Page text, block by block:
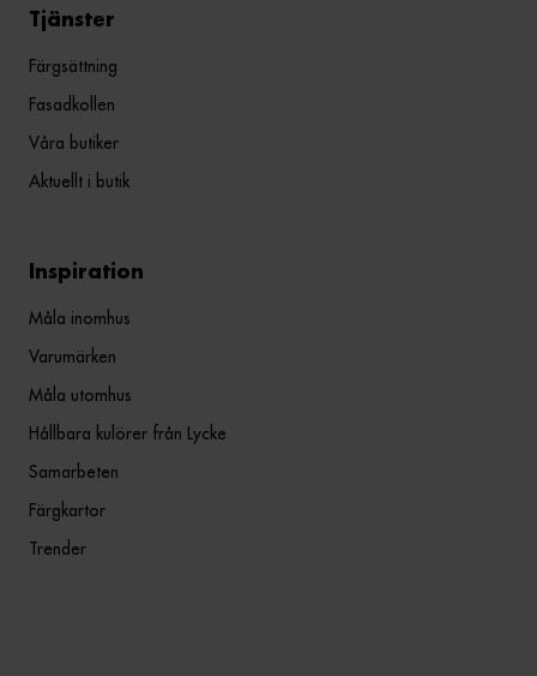
Tjänster
Färgsättning
Fasadkollen
Våra butiker
Aktuellt i butik
Inspiration
Måla inomhus
Varumärken
Måla utomhus
Hållbara kulörer från Lycke
Samarbeten
Färgkartor
Trender